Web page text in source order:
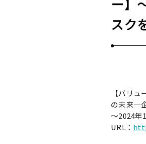
ー】
スク
【バリ
の未来―
〜2024年
URL：